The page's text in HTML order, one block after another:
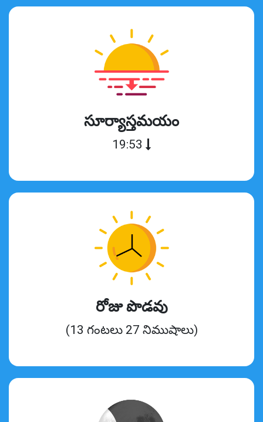
సూర్యాస్తమయం
19:53
రోజు పొడవు
(13 గంటలు 27 నిముషాలు)